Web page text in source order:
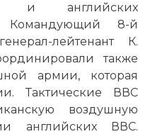
и английских
Командующий 8-й
лейтенант К.
также
армии, которая
Тактические ВВС
воздушную
английских ВВС.